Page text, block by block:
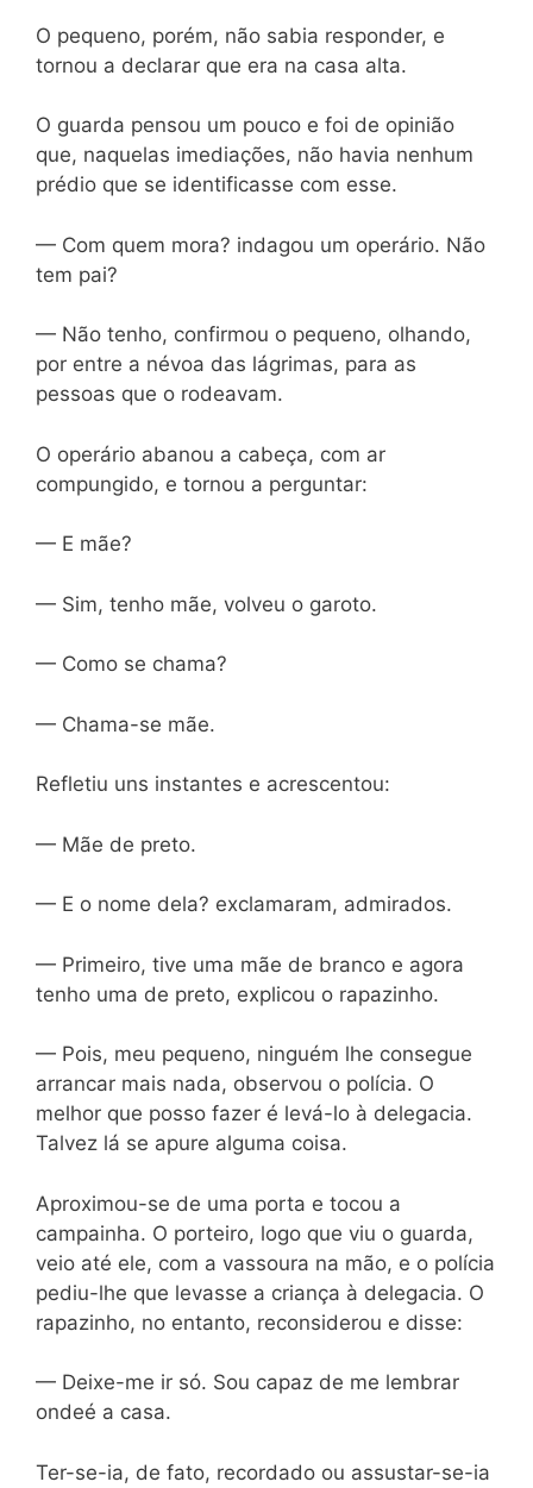
O pequeno, porém, não sabia responder, e
tornou a declarar que era na casa alta.
O guarda pensou um pouco e foi de opinião
que, naquelas imediações, não havia nenhum
prédio que se identificasse com esse.
— Com quem mora? indagou um operário. Não
tem pai?
— Não tenho, confirmou o pequeno, olhando,
por entre a névoa das lágrimas, para as
pessoas que o rodeavam.
O operário abanou a cabeça, com ar
compungido, e tornou a perguntar:
— E mãe?
— Sim, tenho mãe, volveu o garoto.
— Como se chama?
— Chama-se mãe.
Refletiu uns instantes e acrescentou:
— Mãe de preto.
— E o nome dela? exclamaram, admirados.
— Primeiro, tive uma mãe de branco e agora
tenho uma de preto, explicou o rapazinho.
— Pois, meu pequeno, ninguém lhe consegue
arrancar mais nada, observou o polícia. O
melhor que posso fazer é levá-lo à delegacia.
Talvez lá se apure alguma coisa.
Aproximou-se de uma porta e tocou a
campainha. O porteiro, logo que viu o guarda,
veio até ele, com a vassoura na mão, e o polícia
pediu-lhe que levasse a criança à delegacia. O
rapazinho, no entanto, reconsiderou e disse:
— Deixe-me ir só. Sou capaz de me lembrar
ondeé a casa.
Ter-se-ia, de fato, recordado ou assustar-se-ia